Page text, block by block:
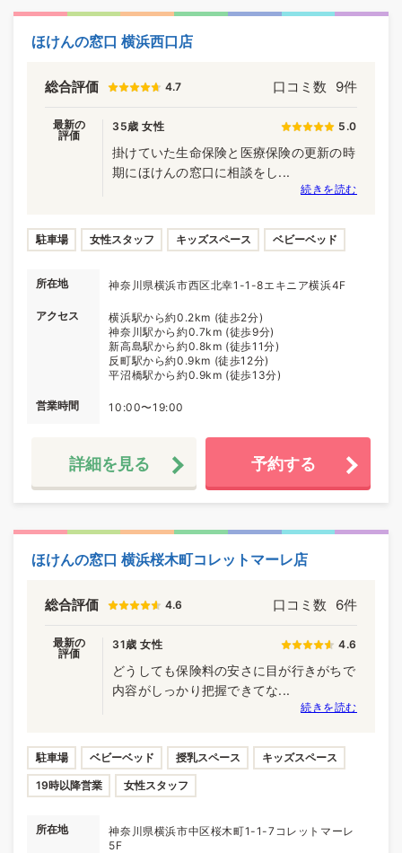
ほけんの窓口 横浜西口店
総合評価 4.7 口コミ数 9件
最新の
評価
35歳 女性 5.0
掛けていた生命保険と医療保険の更新の時
期にほけんの窓口に相談をし...
続きを読む
駐車場 女性スタッフ キッズスペース ベビーベッド
所在地 神奈川県横浜市西区北幸1-1-8エキニア横浜4F
アクセス
横浜駅から約0.2km (徒歩2分)
神奈川駅から約0.7km (徒歩9分)
新高島駅から約0.8km (徒歩11分)
反町駅から約0.9km (徒歩12分)
平沼橋駅から約0.9km (徒歩13分)
営業時間 10:00〜19:00
詳細を見る 予約する
ほけんの窓口 横浜桜木町コレットマーレ店
総合評価 4.6 口コミ数 6件
最新の
評価
31歳 女性 4.6
どうしても保険料の安さに目が行きがちで
内容がしっかり把握できてな...
続きを読む
駐車場 ベビーベッド 授乳スペース キッズスペース
19時以降営業 女性スタッフ
所在地
神奈川県横浜市中区桜木町1-1-7コレットマーレ
5F